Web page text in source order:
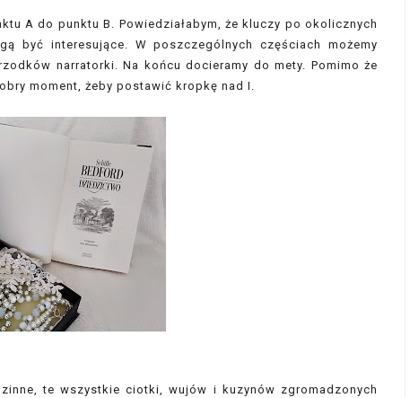
A do punktu B. Powiedziałabym, że kluczy po okolicznych
być interesujące. W poszczególnych częściach możemy
narratorki. Na końcu docieramy do mety. Pomimo że
moment, żeby postawić kropkę nad I.
te wszystkie ciotki, wujów i kuzynów zgromadzonych